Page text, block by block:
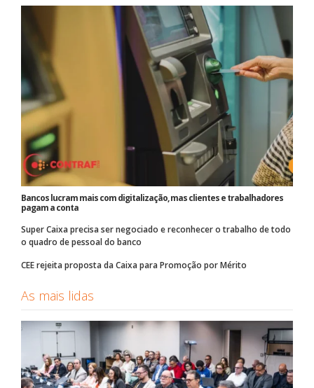
Bancos lucram mais com digitalização, mas clientes e trabalhadores
pagam a conta
Super Caixa precisa ser negociado e reconhecer o trabalho de todo
o quadro de pessoal do banco
CEE rejeita proposta da Caixa para Promoção por Mérito
As mais lidas